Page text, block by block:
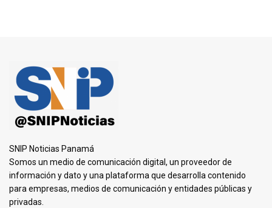
SNIP Noticias Panamá
Somos un medio de comunicación digital, un proveedor de
información y dato y una plataforma que desarrolla contenido
para empresas, medios de comunicación y entidades públicas y
privadas.